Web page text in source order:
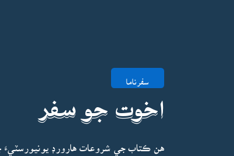
سفرناما
اخوت جو سفر
هن ڪتاب جي شروعات هارورڊ